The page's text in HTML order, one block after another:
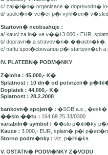
c/ zaji�t�n� organizace � doprovodn�
d/ spole�n� ve�er p�i vyhl�en�
Startovn� neobsahuje :
a/ kauci za lo� ve v��i 3.000,- EUR,
b/ dopravn� a stravov�n� ��astn�k�,
c/ naftu spot�ebovanou p�i startovn�ch
IV. PLATEBN� PODM�NKY
Z�loha : 45.000,- K�
Splatnost : 10 dn� od potvrzen�
Doplatek : 44.000,- K�
Splatnost : 28.2.2008
bankovn� spojen� : �SOB a.s., �esk�
��slo ��tu : 164 69 25 33/0300
variabiln� symbol : ��slo p�ihl�ky
Kauce : 3.000,- EUR, splatn� p�i
Storno podm�nky : viz. p�ihl�ka
V. OSTATN� PODM�NKY Z�VODU